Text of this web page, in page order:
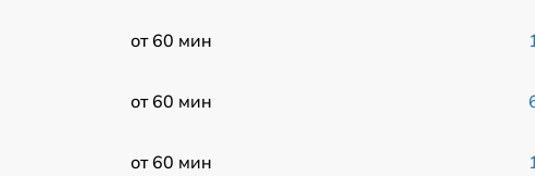
от 60 мин
от 60 мин
от 60 мин